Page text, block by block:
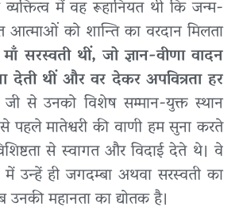
में वह रूहानियत थी कि जन्म-
आत्माओं को शान्ति का वरदान मिलता
सरस्वती थीं, जो ज्ञान-वीणा वादन
देती थीं और वर देकर अपवित्रता हर
जी से उनको विशेष सम्मान-युक्त स्थान
से पहले मातेश्वरी की वाणी हम सुना करते
से स्वागत और विदाई देते थे। वे
में उन्हें ही जगदम्बा अथवा सरस्वती का
महानता का द्योतक है।